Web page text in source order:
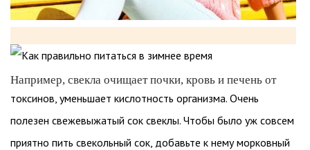
Например, свекла очищает почки, кровь и печень от
токсинов, уменьшает кислотность организма. Очень
полезен свежевыжатый сок свеклы. Чтобы было уж совсем
приятно пить свекольный сок, добавьте к нему морковный